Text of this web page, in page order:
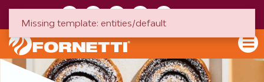
Missing template: entities/default